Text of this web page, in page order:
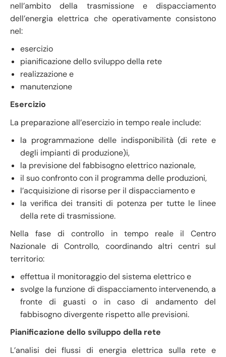
nell’ambito della trasmissione e dispacciamento
dell’energia elettrica che operativamente consistono
nel:
esercizio
pianificazione dello sviluppo della rete
realizzazione e
manutenzione
Esercizio
La preparazione all’esercizio in tempo reale include:
la programmazione delle indisponibilità (di rete e
degli impianti di produzione)i,
la previsione del fabbisogno elettrico nazionale,
il suo confronto con il programma delle produzioni,
l’acquisizione di risorse per il dispacciamento e
la verifica dei transiti di potenza per tutte le linee
della rete di trasmissione.
Nella fase di controllo in tempo reale il Centro
Nazionale di Controllo, coordinando altri centri sul
territorio:
effettua il monitoraggio del sistema elettrico e
svolge la funzione di dispacciamento intervenendo, a
fronte di guasti o in caso di andamento del
fabbisogno divergente rispetto alle previsioni.
Pianificazione dello sviluppo della rete
L’analisi dei flussi di energia elettrica sulla rete e